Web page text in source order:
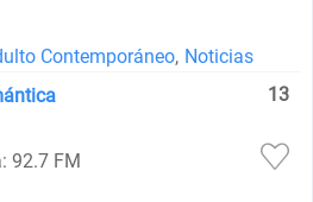
Contemporáneo, Noticias
13
92.7 FM